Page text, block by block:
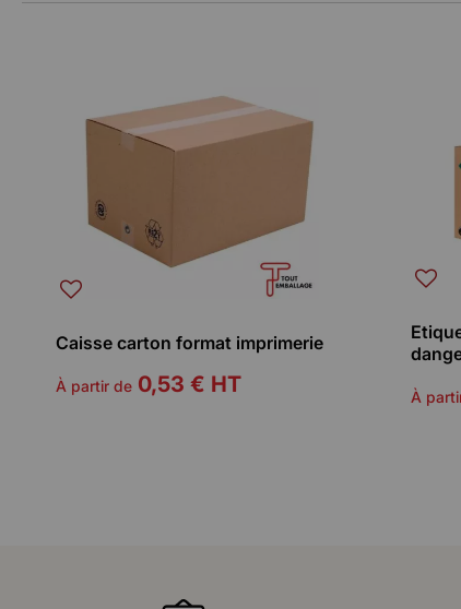
Caisse carton format imprimerie
À partir de 0,53 € HT À